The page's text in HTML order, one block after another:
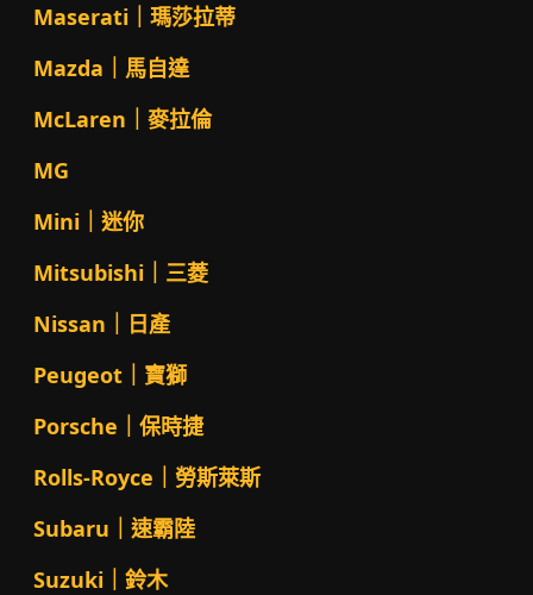
Maserati｜瑪莎拉蒂
Mazda｜馬自達
McLaren｜麥拉倫
MG
Mini｜迷你
Mitsubishi｜三菱
Nissan｜日產
Peugeot｜寶獅
Porsche｜保時捷
Rolls-Royce｜勞斯萊斯
Subaru｜速霸陸
Suzuki｜鈴木